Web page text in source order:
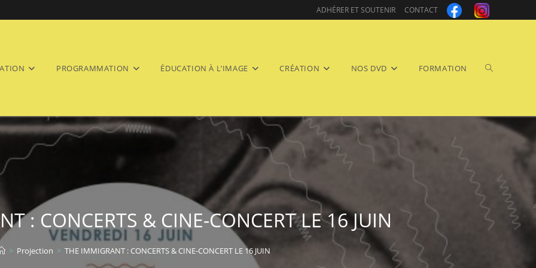
ADHÉRER ET SOUTENIR CONTACT
PROGRAMMATION ÉDUCATION À L’IMAGE CRÉATION NOS DVD FORMATION Toggle
: CONCERTS & CINE-CONCERT LE 16 JUIN
> Projection > THE IMMIGRANT : CONCERTS & CINE-CONCERT LE 16 JUIN